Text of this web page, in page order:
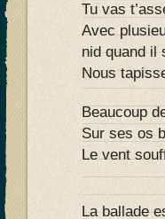
Tu vas
Avec
nid quand il
Nous
Beaucoup
Sur ses os
Le vent
La ballade